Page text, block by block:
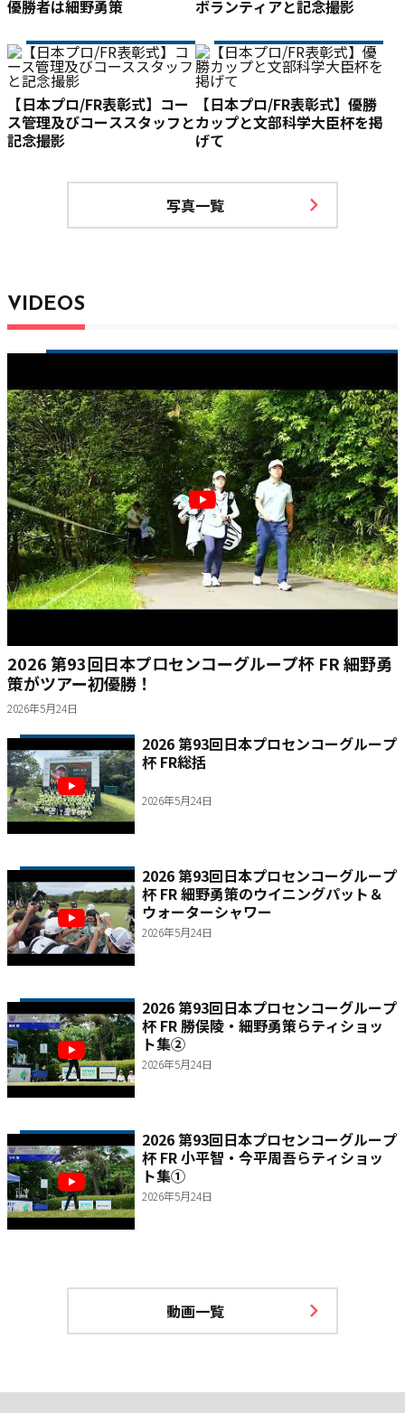
優勝者は細野勇策 ボランティアと記念撮影
【日本プロ/FR表彰式】コー
ス管理及びコーススタッフと
記念撮影
【日本プロ/FR表彰式】優勝
カップと文部科学大臣杯を掲
げて
写真一覧
VIDEOS
2026 第93回日本プロセンコーグループ杯 FR 細野勇
策がツアー初優勝！
2026年5月24日
2026 第93回日本プロセンコーグループ
杯 FR総括
2026年5月24日
2026 第93回日本プロセンコーグループ
杯 FR 細野勇策のウイニングパット＆
ウォーターシャワー
2026年5月24日
2026 第93回日本プロセンコーグループ
杯 FR 勝俣陵・細野勇策らティショッ
ト集②
2026年5月24日
2026 第93回日本プロセンコーグループ
杯 FR 小平智・今平周吾らティショッ
ト集①
2026年5月24日
動画一覧